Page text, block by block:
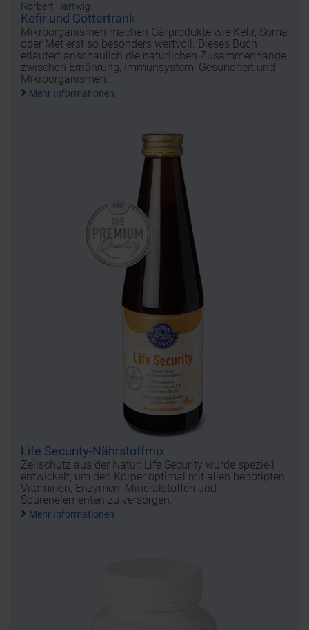
Norbert Hartwig
Kefir und Göttertrank
Mikroorganismen machen Gärprodukte wie Kefir, Soma
oder Met erst so besonders wertvoll. Dieses Buch
erläutert anschaulich die natürlichen Zusammenhänge
zwischen Ernährung, Immunsystem, Gesundheit und
Mikroorganismen.
Mehr Informationen
Life Security-Nährstoffmix
Zellschutz aus der Natur: Life Security wurde speziell
entwickelt, um den Körper optimal mit allen benötigten
Vitaminen, Enzymen, Mineralstoffen und
Spurenelementen zu versorgen.
Mehr Informationen